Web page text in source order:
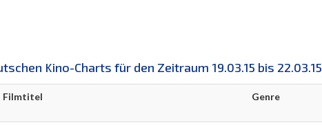
Kino-Charts für den Zeitraum 19.03.15 bis 22.03.15
Filmtitel Genre